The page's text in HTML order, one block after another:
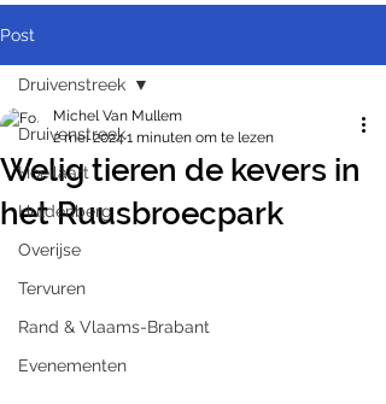
Post
Druivenstreek
Hoeilaart
Huldenberg
Overijse
Tervuren
Rand & Vlaams-Brabant
Evenementen
Druivenstreek
Welig tieren de kevers in
het Ruusbroecpark
Michel Van Mullem
2 mei 20241 minuten om te lezen